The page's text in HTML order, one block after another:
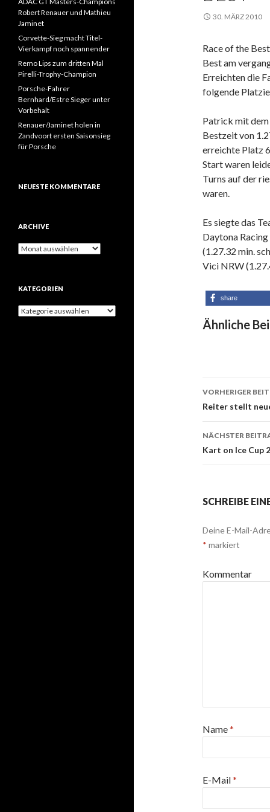
30. MÄRZ 2010
Race of the
Best am
Erreichten die
folgende
Patrick mit
Bestzeit von
erreichte Platz
Start waren
Turns auf der
waren.
Es siegte das
Daytona Racing
(1.27.32 min.
Vici NRW
share
Ähnliche
Beitrags-
VORHERIGER
Reiter stellt
NÄCHSTER
Kart on Ice Cup
SCHREIBE
Deine E-Mail-
* markiert
Kommentar
Name*
E-Mail*
Robert Renauer und Mathieu
Jaminet
Corvette-Sieg macht Titel-
Vierkampf noch spannender
Remo Lips zum dritten Mal
Pirelli-Trophy-Champion
Porsche-Fahrer
Bernhard/Estre Sieger unter
Vorbehalt
Renauer/Jaminet holen in
Zandvoort ersten Saisonsieg
für Porsche
NEUESTE KOMMENTARE
ARCHIVE
A
i
e
KATEGORIEN
K